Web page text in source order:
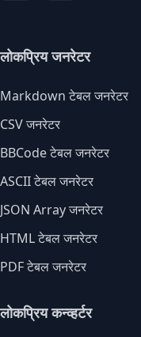
लोकप्रिय जनरेटर
Markdown टेबल जनरेटर
CSV जनरेटर
BBCode टेबल जनरेटर
ASCII टेबल जनरेटर
JSON Array जनरेटर
HTML टेबल जनरेटर
PDF टेबल जनरेटर
लोकप्रिय कन्व्हर्टर